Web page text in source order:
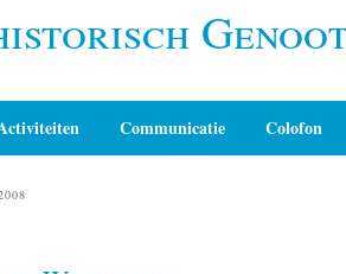
Communicatie Colofon